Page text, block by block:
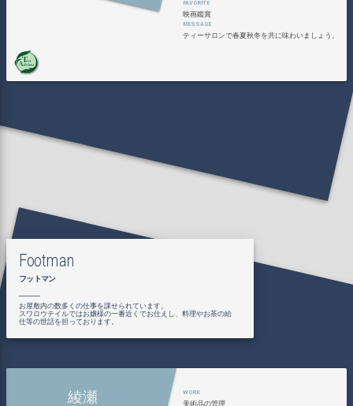
映画鑑賞
ティーサロンで春夏秋冬を共に味わいましょう。
Footman
フットマン
お屋敷内の数多くの仕事を課せられています。
スワロウテイルではお嬢様の一番近くでお仕えし、料理やお茶の給
仕等の世話を担っております。
綾瀬 美術品の管理